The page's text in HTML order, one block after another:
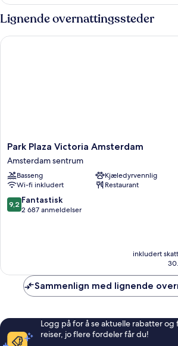
Lignende overnattingssteder
Park
Plaza
Victoria
Amsterdam
Amsterdam
sentrum
Park Plaza Victoria Amsterdam
Amsterdam sentrum
Basseng
Kjæledyrvennlig
Wi-fi inkludert
Restaurant
9.2
av
9,2 Fantastisk
2 687 anmeldelser
inkludert
Park Plaza Victoria Amsterdam
Sammenlign med lignende
Logg på for å se aktuelle rabatter
reiser, jo flere fordeler får du!